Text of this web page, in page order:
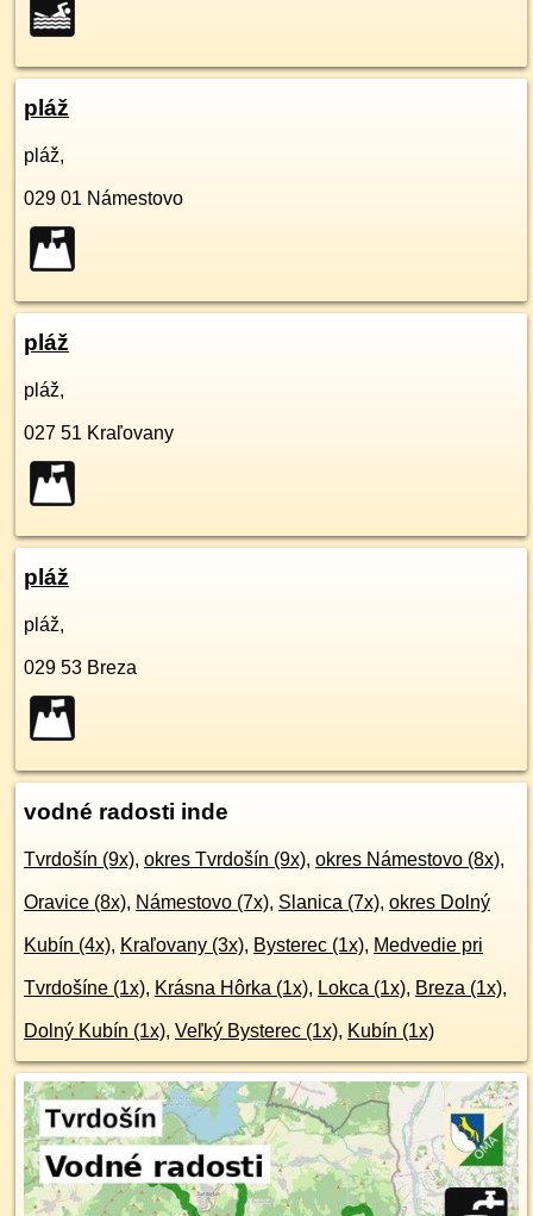
pláž
pláž,
029 01 Námestovo
pláž
pláž,
027 51 Kraľovany
pláž
pláž,
029 53 Breza
vodné radosti inde
Tvrdošín (9x), okres Tvrdošín (9x), okres Námestovo (8x),
Oravice (8x), Námestovo (7x), Slanica (7x), okres Dolný
Kubín (4x), Kraľovany (3x), Bysterec (1x), Medvedie pri
Tvrdošíne (1x), Krásna Hôrka (1x), Lokca (1x), Breza (1x),
Dolný Kubín (1x), Veľký Bysterec (1x), Kubín (1x)